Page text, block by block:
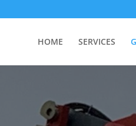
HOME SERVICES